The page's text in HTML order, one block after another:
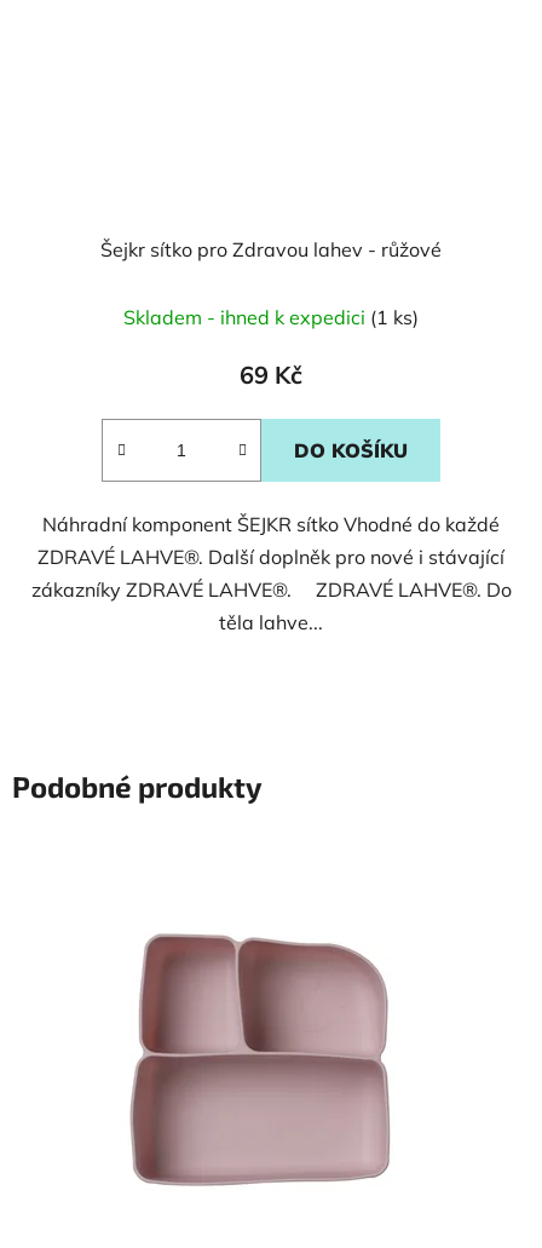
Šejkr sítko pro Zdravou lahev - růžové
Skladem - ihned k expedici (1 ks)
69 Kč
DO KOŠÍKU
Náhradní komponent ŠEJKR sítko Vhodné do každé
ZDRAVÉ LAHVE®. Další doplněk pro nové i stávající
zákazníky ZDRAVÉ LAHVE®. ZDRAVÉ LAHVE®. Do
těla lahve...
Podobné produkty